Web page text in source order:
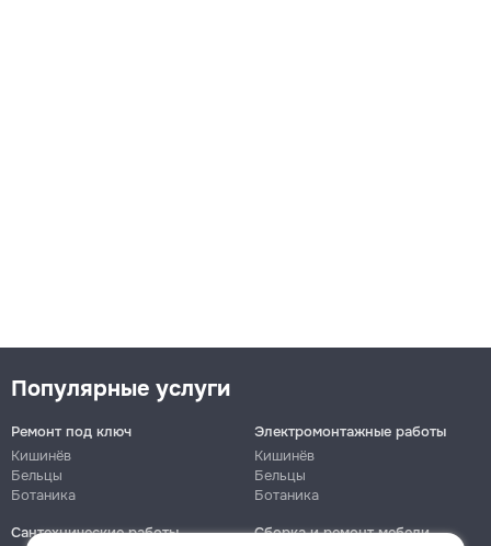
Популярные услуги
Ремонт под ключ
Кишинёв
Бельцы
Ботаника
Электромонтажные работы
Кишинёв
Бельцы
Ботаника
Сантехнические работы
Сборка и ремонт мебели